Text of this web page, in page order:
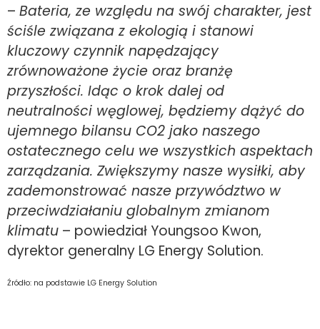
– Bateria, ze względu na swój charakter, jest
ściśle związana z ekologią i stanowi
kluczowy czynnik napędzający
zrównoważone życie oraz branżę
przyszłości. Idąc o krok dalej od
neutralności węglowej, będziemy dążyć do
ujemnego bilansu CO2 jako naszego
ostatecznego celu we wszystkich aspektach
zarządzania. Zwiększymy nasze wysiłki, aby
zademonstrować nasze przywództwo w
przeciwdziałaniu globalnym zmianom
klimatu – powiedział Youngsoo Kwon,
dyrektor generalny LG Energy Solution.
Źródło: na podstawie LG Energy Solution